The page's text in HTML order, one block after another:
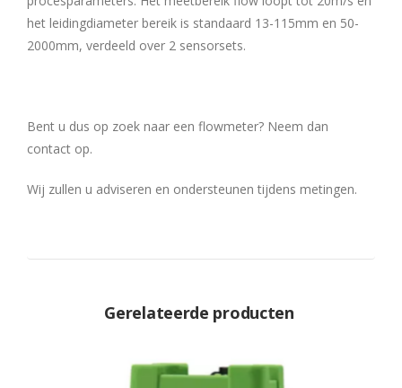
het leidingdiameter bereik is standaard 13-115mm en 50-
2000mm, verdeeld over 2 sensorsets.
Bent u dus op zoek naar een flowmeter? Neem dan
contact op.
Wij zullen u adviseren en ondersteunen tijdens metingen.
Gerelateerde producten